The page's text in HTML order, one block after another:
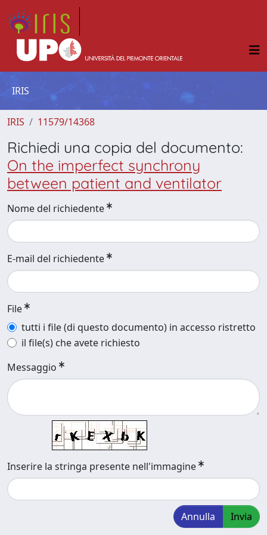
IRIS
IRIS 11579/14368
Richiedi una copia del documento:
On the imperfect synchrony
between patient and ventilator
Nome del richiedente
E-mail del richiedente
File
tutti i file (di questo documento) in accesso ristretto
il file(s) che avete richiesto
Messaggio
Inserire la stringa presente nell'immagine
Annulla Invia